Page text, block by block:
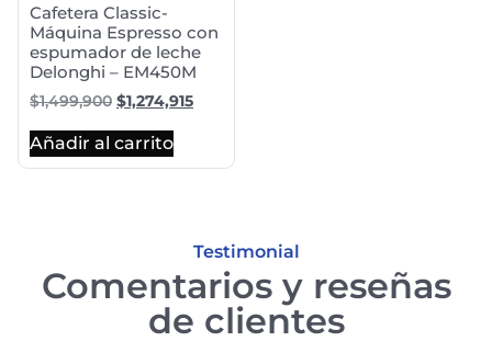
Cafetera Classic-
Máquina Espresso con
espumador de leche
Delonghi – EM450M
$1,499,900 $1,274,915
Añadir al carrito
Testimonial
Comentarios y reseñas
de clientes